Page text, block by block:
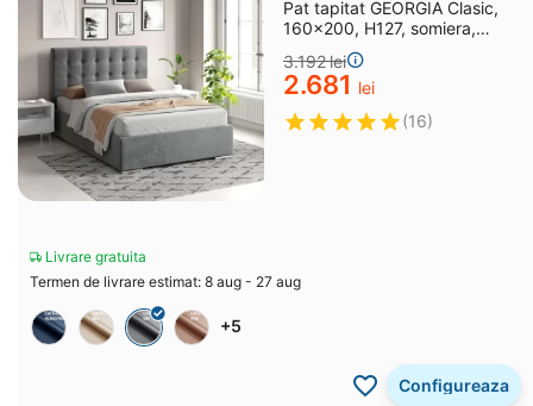
Pat tapitat GEORGIA Clasic,
160x200, H127, somiera,
catifea Gri
3.192lei
2.681 lei
(16)
Livrare gratuita
Termen de livrare estimat: 8 aug - 27 aug
+5
Configureaza